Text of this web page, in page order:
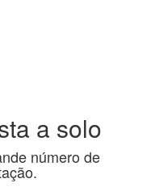
a solo
número de